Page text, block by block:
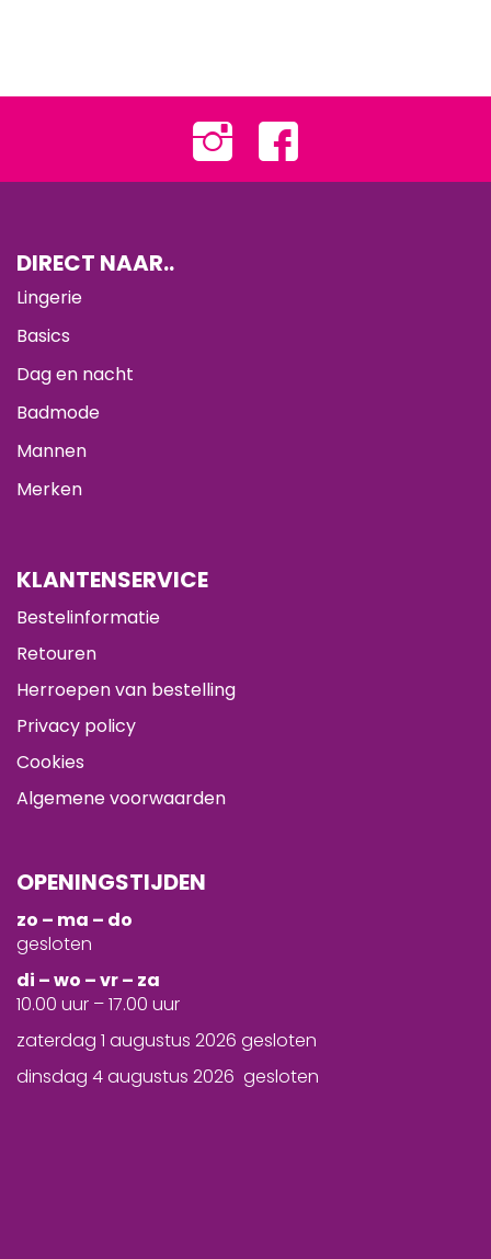
DIRECT NAAR..
Lingerie
Basics
Dag en nacht
Badmode
Mannen
Merken
KLANTENSERVICE
Bestelinformatie
Retouren
Herroepen van bestelling
Privacy policy
Cookies
Algemene voorwaarden
OPENINGSTIJDEN
zo – ma – do
gesloten
di – wo – vr – za
10.00 uur – 17.00 uur
zaterdag 1 augustus 2026 gesloten
dinsdag 4 augustus 2026 gesloten